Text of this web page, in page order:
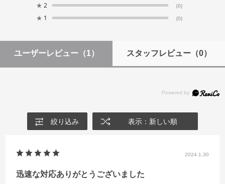
★ 2 (0)
★ 1 (0)
ユーザーレビュー （1） スタッフレビュー（0）
絞り込み 表示：新しい順
2024.1.30
迅速な対応ありがとうございました